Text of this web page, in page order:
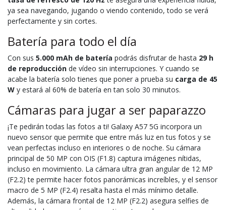
ya sea navegando, jugando o viendo contenido, todo se verá
perfectamente y sin cortes.
Batería para todo el día
Con sus 5.000 mAh de batería podrás disfrutar de hasta 29 h
de reproducción de vídeo sin interrupciones. Y cuando se
acabe la batería solo tienes que poner a prueba su carga de 45
W y estará al 60% de batería en tan solo 30 minutos.
Cámaras para jugar a ser paparazzo
¡Te pedirán todas las fotos a ti! Galaxy A57 5G incorpora un
nuevo sensor que permite que entre más luz en tus fotos y se
vean perfectas incluso en interiores o de noche. Su cámara
principal de 50 MP con OIS (F1.8) captura imágenes nítidas,
incluso en movimiento. La cámara ultra gran angular de 12 MP
(F2.2) te permite hacer fotos panorámicas increíbles, y el sensor
macro de 5 MP (F2.4) resalta hasta el más mínimo detalle.
Además, la cámara frontal de 12 MP (F2.2) asegura selfies de